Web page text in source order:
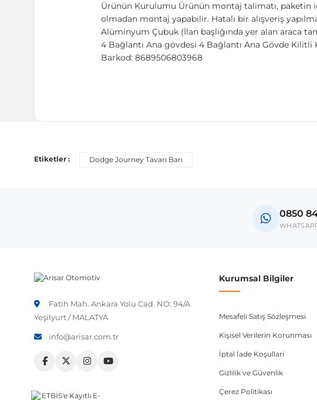
Ürünün Kurulumu Ürünün montaj talimatı, paketin
olmadan montaj yapabilir. Hatalı bir alışveriş
Alüminyum Çubuk (İlan başlığında yer alan araca
4 Bağlantı Ana gövdesi 4 Bağlantı Ana Gövde Kilitli
Barkod: 8689506803968
Araç üreticileri aynı model yılı içerisinde farklı donanım ve
Etiketler : Dodge Journey Tavan Barı
0850
Fatih Mah. Ankara Yolu Cad. NO: 94/A
Yeşilyurt / MALATYA
info@arisar.com.tr
Kurumsal Bilgiler
Mesafeli Satış Sözleşmesi
Kişisel Verilerin Korunması
İptal İade Koşullari
Gizlilik ve Güvenlik
Çerez Politikası